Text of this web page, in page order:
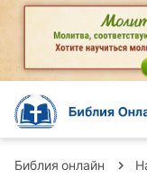
Библия онлайн